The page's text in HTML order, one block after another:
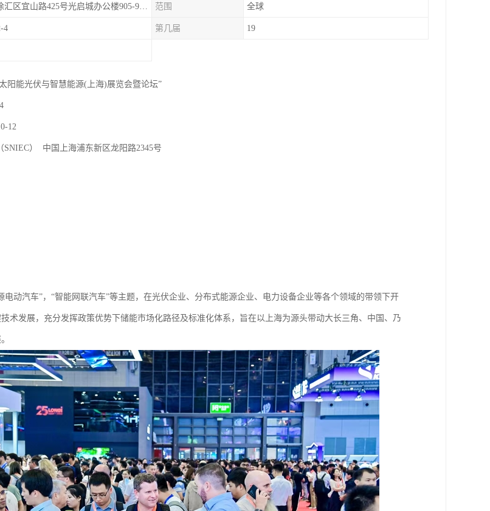
上海市徐汇区宜山路425号光启城办公楼905-907室 范围 全球
4 第几届 19
阳能光伏与智慧能源(上海)展览会暨论坛”
12
SNIEC） 中国上海浦东新区龙阳路2345号
电动汽车”，“智能网联汽车”等主题，在光伏企业、分布式能源企业、电力设备企业等各个领域的带领下开
术发展，充分发挥政策优势下储能市场化路径及标准化体系，旨在以上海为源头带动大长三角、中国、乃